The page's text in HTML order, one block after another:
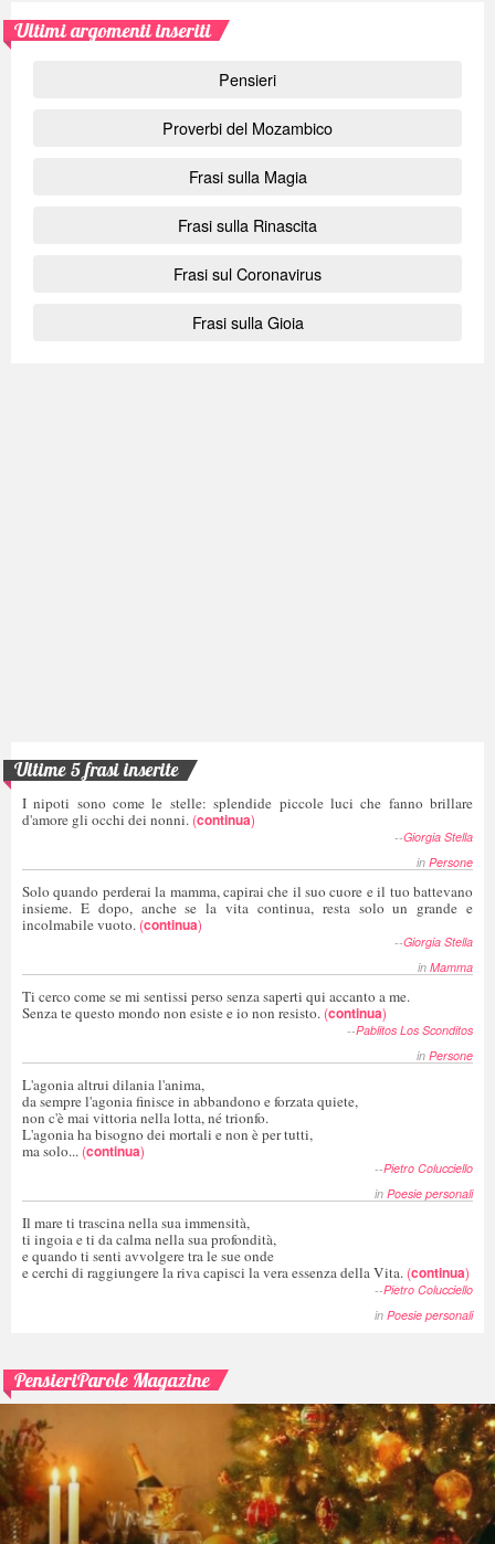
Ultimi argomenti inseriti
Pensieri
Proverbi del Mozambico
Frasi sulla Magia
Frasi sulla Rinascita
Frasi sul Coronavirus
Frasi sulla Gioia
Ultime 5 frasi inserite
I nipoti sono come le stelle: splendide piccole luci che fanno brillare
d'amore gli occhi dei nonni. (continua)
--Giorgia Stella
in Persone
Solo quando perderai la mamma, capirai che il suo cuore e il tuo battevano
insieme. E dopo, anche se la vita continua, resta solo un grande e
incolmabile vuoto. (continua)
--Giorgia Stella
in Mamma
Ti cerco come se mi sentissi perso senza saperti qui accanto a me.
Senza te questo mondo non esiste e io non resisto. (continua)
--Pablitos Los Sconditos
in Persone
L'agonia altrui dilania l'anima,
da sempre l'agonia finisce in abbandono e forzata quiete,
non c'è mai vittoria nella lotta, né trionfo.
L'agonia ha bisogno dei mortali e non è per tutti,
ma solo... (continua)
--Pietro Colucciello
in Poesie personali
Il mare ti trascina nella sua immensità,
ti ingoia e ti da calma nella sua profondità,
e quando ti senti avvolgere tra le sue onde
e cerchi di raggiungere la riva capisci la vera essenza della Vita. (continua)
--Pietro Colucciello
in Poesie personali
PensieriParole Magazine